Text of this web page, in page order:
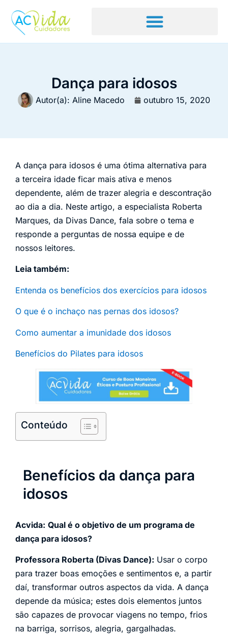
Dança para idosos
Autor(a): Aline Macedo outubro 15, 2020
A dança para idosos é uma ótima alternativa para
a terceira idade ficar mais ativa e menos
dependente, além de trazer alegria e descontração
ao dia a dia. Neste artigo, a especialista Roberta
Marques, da Divas Dance, fala sobre o tema e
responde a perguntas de nossa equipe e de
nossos leitores.
Leia também:
Entenda os benefícios dos exercícios para idosos
O que é o inchaço nas pernas dos idosos?
Como aumentar a imunidade dos idosos
Benefícios do Pilates para idosos
Conteúdo
Benefícios da dança para
idosos
Acvida: Qual é o objetivo de um programa de
dança para idosos?
Professora Roberta (Divas Dance): Usar o corpo
para trazer boas emoções e sentimentos e, a partir
daí, transformar outros aspectos da vida. A dança
depende da música; estes dois elementos juntos
são capazes de provocar viagens no tempo, frios
na barriga, sorrisos, alegria, gargalhadas.